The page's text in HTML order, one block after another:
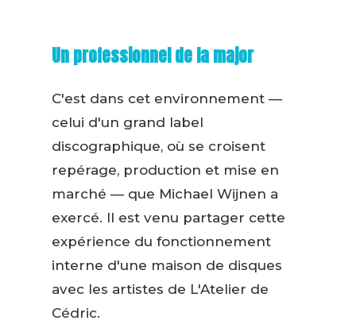
Un professionnel de la major
C'est dans cet environnement —
celui d'un grand label
discographique, où se croisent
repérage, production et mise en
marché — que Michael Wijnen a
exercé. Il est venu partager cette
expérience du fonctionnement
interne d'une maison de disques
avec les artistes de L'Atelier de
Cédric.